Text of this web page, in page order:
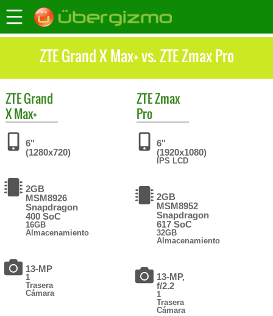
ZTE Grand X Max+ vs. ZTE Zmax Pro
ZTEGrand
X Max+
6"
(1280x720)
2GB
MSM8926
Snapdragon
400 SoC
16GB
Almacenamiento
13-MP
1
Trasera
Cámara
ZTEZmax
Pro
6"
(1920x1080)
IPS LCD
2GB
MSM8952
Snapdragon
617 SoC
32GB
Almacenamiento
13-MP,
f/2.2
1
Trasera
Cámara